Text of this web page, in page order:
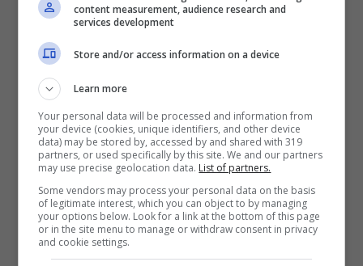
Se questo tipo di tecnologia continua ad evolversi, presto
minimamente – tecnocino.it
Chiamato Video Translate
content measurement, audience research and
services development
Store and/or access information on a device
Learn more
Your personal data will be processed and information from
your device (cookies, unique identifiers, and other device
data) may be stored by, accessed by and shared with 319
partners, or used specifically by this site. We and our partners
may use precise geolocation data. List of partners.
Some vendors may process your personal data on the basis
of legitimate interest, which you can object to by managing
your options below. Look for a link at the bottom of this page
or in the site menu to manage or withdraw consent in privacy
and cookie settings.